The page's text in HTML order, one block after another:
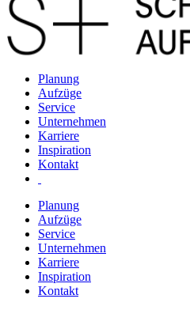
Planung
Aufzüge
Service
Unternehmen
Karriere
Inspiration
Kontakt
Planung
Aufzüge
Service
Unternehmen
Karriere
Inspiration
Kontakt